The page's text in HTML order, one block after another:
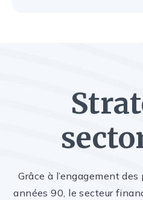
Grâce à l’engagement
années 90, le secteur